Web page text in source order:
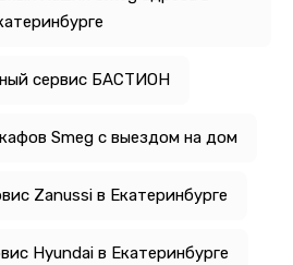
сервис БАСТИОН
Smeg с выездом на дом
Zanussi в Екатеринбурге
Hyundai в Екатеринбурге